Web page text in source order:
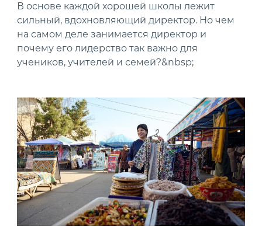
В основе каждой хорошей школы лежит
сильный, вдохновляющий директор. Но чем
на самом деле занимается директор и
почему его лидерство так важно для
учеников, учителей и семей?&nbsp;
News image